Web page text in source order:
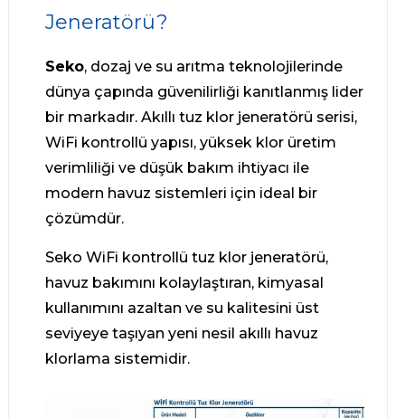
Jeneratörü?
Seko, dozaj ve su arıtma teknolojilerinde
dünya çapında güvenilirliği kanıtlanmış lider
bir markadır. Akıllı tuz klor jeneratörü serisi,
WiFi kontrollü yapısı, yüksek klor üretim
verimliliği ve düşük bakım ihtiyacı ile
modern havuz sistemleri için ideal bir
çözümdür.
Seko WiFi kontrollü tuz klor jeneratörü,
havuz bakımını kolaylaştıran, kimyasal
kullanımını azaltan ve su kalitesini üst
seviyeye taşıyan yeni nesil akıllı havuz
klorlama sistemidir.